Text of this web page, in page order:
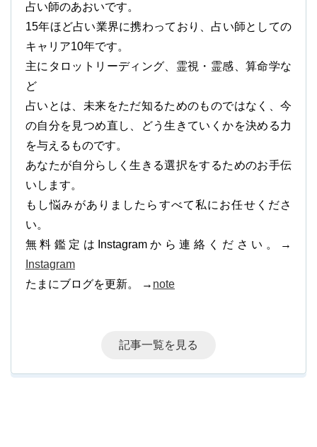
占い師のあおいです。
15年ほど占い業界に携わっており、占い師としての
キャリア10年です。
主にタロットリーディング、霊視・霊感、算命学な
ど
占いとは、未来をただ知るためのものではなく、今
の自分を見つめ直し、どう生きていくかを決める力
を与えるものです。
あなたが自分らしく生きる選択をするためのお手伝
いします。
もし悩みがありましたらすべて私にお任せくださ
い。
無料鑑定はInstagramから連絡ください。→
Instagram
たまにブログを更新。 → note
記事一覧を見る